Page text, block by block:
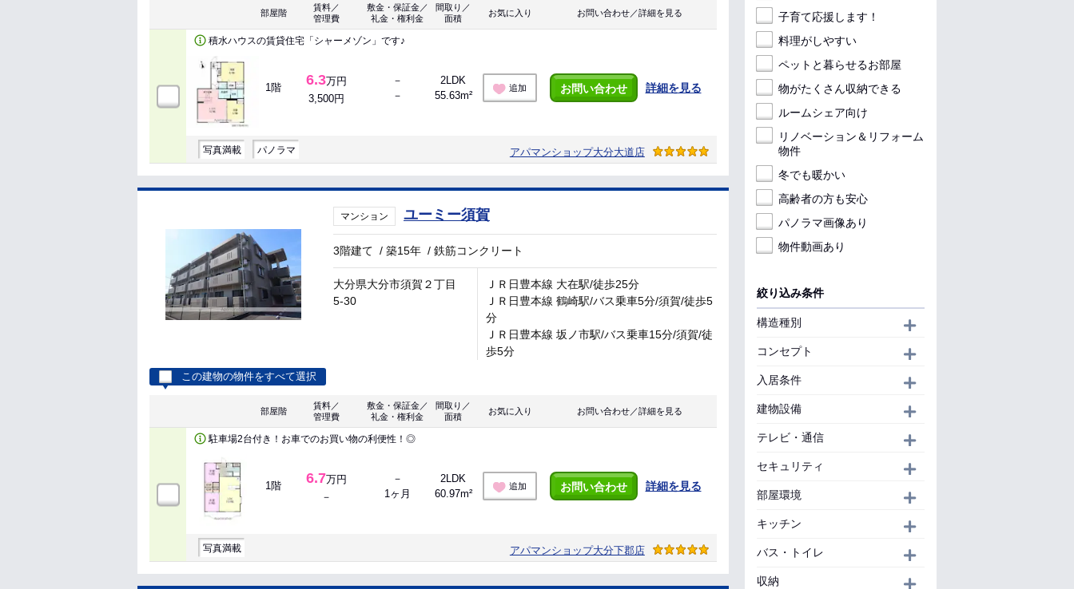
部屋階
賃料／
管理費
敷金・保証金／
礼金・権利金
間取り／
面積
お気に入り お問い合わせ／詳細を見る
積水ハウスの賃貸住宅「シャーメゾン」です♪
1階 6.3万円
3,500円
－
－
2LDK
55.63m²
追加 お問い合わせ 詳細を見る
写真満載 パノラマ アパマンショップ大分大道店
マンション ユーミー須賀
3階建て /築15年 /鉄筋コンクリート
大分県大分市須賀２丁目
5-30
ＪＲ日豊本線 大在駅/徒歩25分
ＪＲ日豊本線 鶴崎駅/バス乗車5分/須賀/徒歩5
分
ＪＲ日豊本線 坂ノ市駅/バス乗車15分/須賀/徒
歩5分
この建物の物件をすべて選択
部屋階
賃料／
管理費
敷金・保証金／
礼金・権利金
間取り／
面積
お気に入り お問い合わせ／詳細を見る
駐車場2台付き！お車でのお買い物の利便性！◎
1階 6.7万円
－
－
1ヶ月
2LDK
60.97m²
追加 お問い合わせ 詳細を見る
写真満載 アパマンショップ大分下郡店
子育て応援します！
料理がしやすい
ペットと暮らせるお部屋
物がたくさん収納できる
ルームシェア向け
リノベーション＆リフォーム
物件
冬でも暖かい
高齢者の方も安心
パノラマ画像あり
物件動画あり
絞り込み条件
構造種別
コンセプト
入居条件
建物設備
テレビ・通信
セキュリティ
部屋環境
キッチン
バス・トイレ
収納